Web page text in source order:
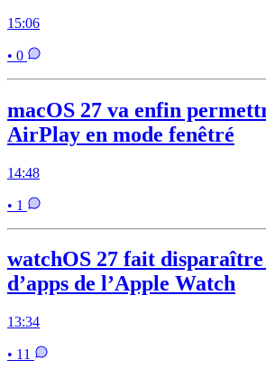
15:06
• 0
macOS 27 va enfin
AirPlay en mode fenêtré
14:48
• 1
watchOS 27 fait
d’apps de l’Apple Watch
13:34
• 11